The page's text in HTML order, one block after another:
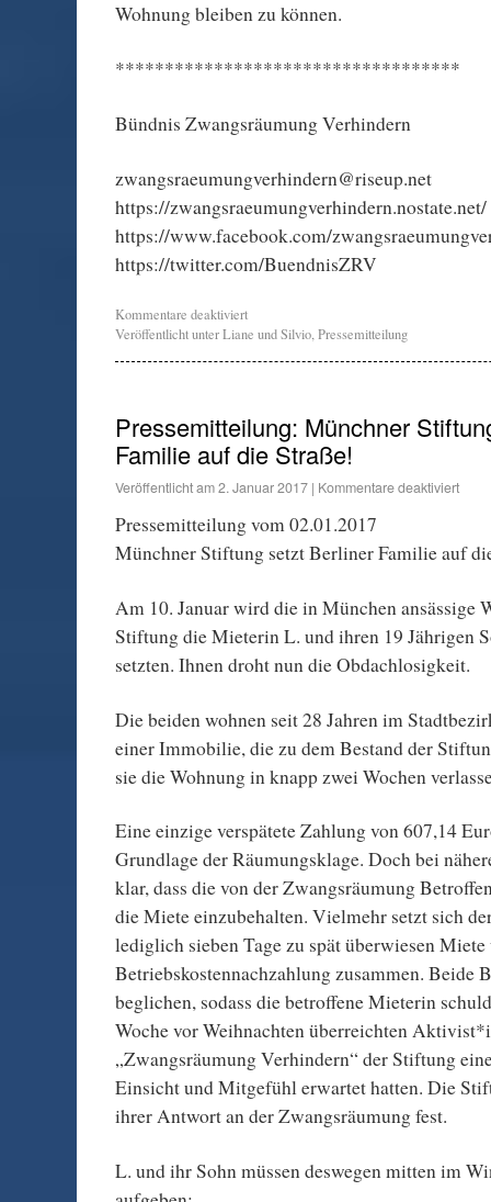
Wohnung bleiben zu können.
***********************************
Bündnis Zwangsräumung Verhindern
zwangsraeumungverhindern@riseup.net
https://zwangsraeumungverhindern.nostate.net/
https://www.facebook.com/
https://twitter.com/BuendnisZRV
Kommentare deaktiviert
Veröffentlicht unterLiane und Silvio,Pressemitteilung
Pressemitteilung: Münchner
Familie auf die Straße!
Veröffentlicht am2. Januar 2017 | Kommentare deaktiviert
Pressemitteilung vom 02.01.2017
Münchner Stiftung setzt Berliner Familie auf
Am 10. Januar wird die in München ansässige
Stiftung die Mieterin L. und ihren 19 Jährigen
setzten. Ihnen droht nun die Obdachlosigkeit.
Die beiden wohnen seit 28 Jahren im
einer Immobilie, die zu dem Bestand der
sie die Wohnung in knapp zwei Wochen
Eine einzige verspätete Zahlung von 607,14
Grundlage der Räumungsklage. Doch bei
klar, dass die von der Zwangsräumung
die Miete einzubehalten. Vielmehr setzt sich
lediglich sieben Tage zu spät überwiesen
Betriebskostennachzahlung zusammen. Beide
beglichen, sodass die betroffene Mieterin
Woche vor Weihnachten überreichten
„Zwangsräumung Verhindern“ der Stiftung
Einsicht und Mitgefühl erwartet hatten. Die
ihrer Antwort an der Zwangsräumung fest.
L. und ihr Sohn müssen deswegen mitten im